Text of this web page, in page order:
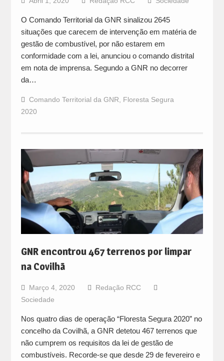
O Comando Territorial da GNR sinalizou 2645
situações que carecem de intervenção em matéria de
gestão de combustível, por não estarem em
conformidade com a lei, anunciou o comando distrital
em nota de imprensa. Segundo a GNR no decorrer
da…
Comando Territorial da GNR
Floresta Segura
2020
GNR encontrou 467 terrenos por limpar
na Covilhã
Março 4, 2020
Redação RCC
Sociedade
Nos quatro dias de operação “Floresta Segura 2020” no
concelho da Covilhã, a GNR detetou 467 terrenos que
não cumprem os requisitos da lei de gestão de
combustíveis. Recorde-se que desde 29 de fevereiro e